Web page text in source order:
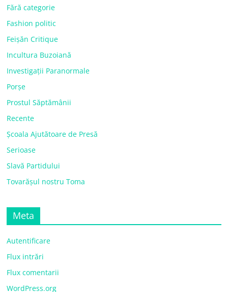
Fără categorie
Fashion politic
Feișăn Critique
Incultura Buzoiană
Investigații Paranormale
Porșe
Prostul Săptămânii
Recente
Școala Ajutătoare de Presă
Serioase
Slavă Partidului
Tovarășul nostru Toma
Meta
Autentificare
Flux intrări
Flux comentarii
WordPress.org